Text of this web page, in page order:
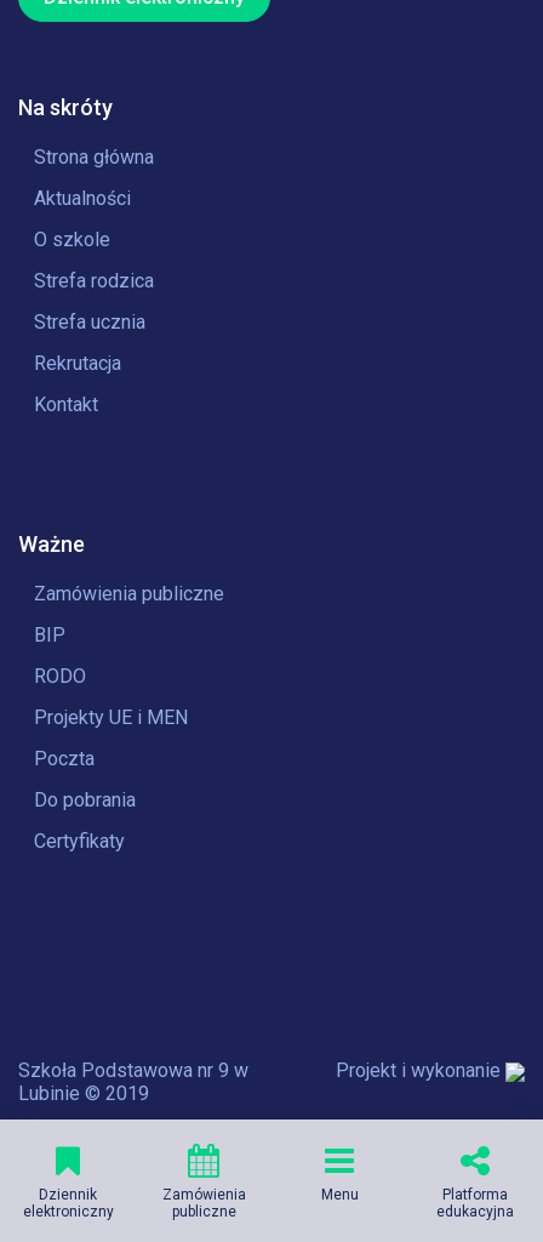
Na skróty
Strona główna
Aktualności
O szkole
Strefa rodzica
Strefa ucznia
Rekrutacja
Kontakt
Ważne
Zamówienia publiczne
BIP
RODO
Projekty UE i MEN
Poczta
Do pobrania
Certyfikaty
Szkoła Podstawowa nr 9 w
Lubinie © 2019
Projekt i wykonanie
Dziennik
elektroniczny
Zamówienia
publiczne
Menu
Platforma
edukacyjna